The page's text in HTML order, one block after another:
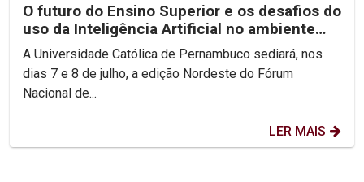
O futuro do Ensino Superior e os desafios do
uso da Inteligência Artificial no ambiente
acadêmico...
A Universidade Católica de Pernambuco sediará, nos
dias 7 e 8 de julho, a edição Nordeste do Fórum
Nacional de...
LER MAIS